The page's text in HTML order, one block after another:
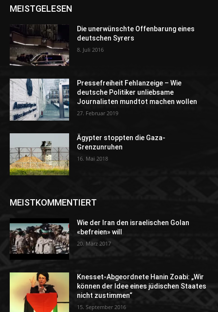
MEISTGELESEN
Die unerwünschte Offenbarung eines
deutschen Syrers
8. Juli 2016
Pressefreiheit Fehlanzeige – Wie
deutsche Politiker unliebsame
Journalisten mundtot machen wollen
27. Februar 2019
Ägypter stoppten die Gaza-
Grenzunruhen
16. Mai 2018
MEISTKOMMENTIERT
Wie der Iran den israelischen Golan
«befreien» will
20. März 2017
Knesset-Abgeordnete Hanin Zoabi: „Wir
können der Idee eines jüdischen Staates
nicht zustimmen“
15. September 2016